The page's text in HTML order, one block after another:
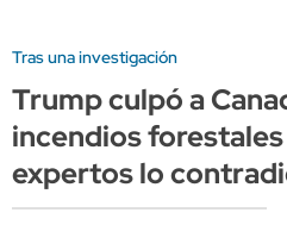
Tras una investigación
Trump culpó a
incendios
expertos lo